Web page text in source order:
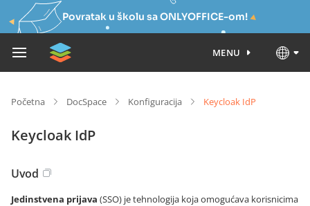
Povratak u školu sa ONLYOFFICE-om!
MENU
Početna DocSpace Konfiguracija Keycloak IdP
Keycloak IdP
Uvod
Jedinstvena prijava (SSO) je tehnologija koja omogućava korisnicima